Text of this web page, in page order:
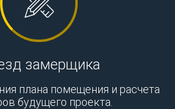
замерщика
плана помещения и расчета
будущего проекта.